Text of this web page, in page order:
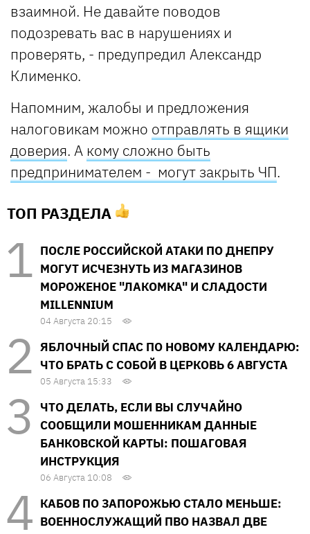
взаимной. Не давайте поводов
подозревать вас в нарушениях и
проверять, - предупредил Александр
Клименко.
Напомним, жалобы и предложения
налоговикам можно отправлять в ящики
доверия. А кому сложно быть
предпринимателем - могут закрыть ЧП.
ТОП РАЗДЕЛА
ПОСЛЕ РОССИЙСКОЙ АТАКИ ПО ДНЕПРУ
МОГУТ ИСЧЕЗНУТЬ ИЗ МАГАЗИНОВ
МОРОЖЕНОЕ "ЛАКОМКА" И СЛАДОСТИ
MILLENNIUM
04 Августа 20:15
ЯБЛОЧНЫЙ СПАС ПО НОВОМУ КАЛЕНДАРЮ:
ЧТО БРАТЬ С СОБОЙ В ЦЕРКОВЬ 6 АВГУСТА
05 Августа 15:33
ЧТО ДЕЛАТЬ, ЕСЛИ ВЫ СЛУЧАЙНО
СООБЩИЛИ МОШЕННИКАМ ДАННЫЕ
БАНКОВСКОЙ КАРТЫ: ПОШАГОВАЯ
ИНСТРУКЦИЯ
06 Августа 10:08
КАБОВ ПО ЗАПОРОЖЬЮ СТАЛО МЕНЬШЕ:
ВОЕННОСЛУЖАЩИЙ ПВО НАЗВАЛ ДВЕ